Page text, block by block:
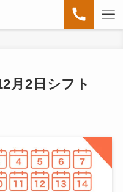
月2日シフト